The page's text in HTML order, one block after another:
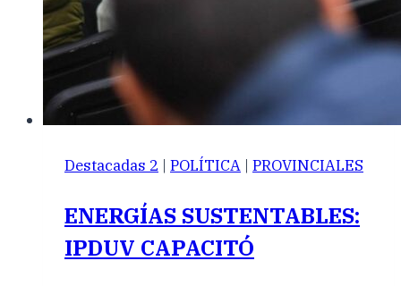
Destacadas 2 | POLÍTICA | PROVINCIALES
ENERGÍAS SUSTENTABLES:
IPDUV CAPACITÓ